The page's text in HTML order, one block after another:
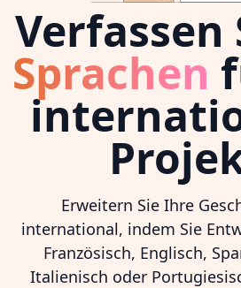
Verfassen
Sprachen
Erweitern Sie Ihre
international, indem Sie
Französisch, Englisch,
Italienisch oder